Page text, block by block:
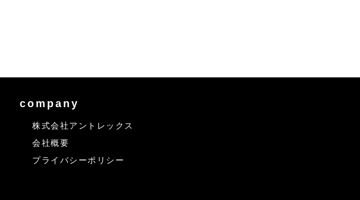
company
株式会社アントレックス
会社概要
プライバシーポリシー